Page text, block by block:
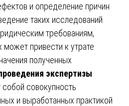
и определение причин
таких исследований
требованиям,
привести к утрате
полученных
экспертизы
совокупность
и выработанных практикой